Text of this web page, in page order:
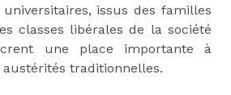
issus des familles
classes libérales de la société
une place importante à
traditionnelles.